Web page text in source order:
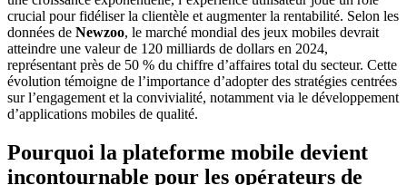
crucial pour fidéliser la clientèle et augmenter la rentabilité. Selon les
données de Newzoo, le marché mondial des jeux mobiles devrait
atteindre une valeur de 120 milliards de dollars en 2024,
représentant près de 50 % du chiffre d’affaires total du secteur. Cette
évolution témoigne de l’importance d’adopter des stratégies centrées
sur l’engagement et la convivialité, notamment via le développement
d’applications mobiles de qualité.
Pourquoi la plateforme mobile devient
incontournable pour les opérateurs de